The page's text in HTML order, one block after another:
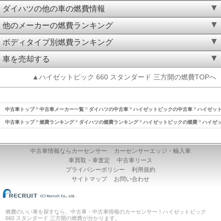
ダイハツの他の車の燃費情報
他のメーカーの燃費ランキング
ボディタイプ別燃費ランキング
車を売却する
▲ハイゼットピック 660 スタンダード 三方開の燃費TOPへ
中古車トップ 中古車メーカー一覧 ダイハツの中古車 ハイゼットピックの中古車 ハイゼッ
中古車トップ 燃費ランキング ダイハツの燃費ランキング ハイゼットピックの燃費 ハイゼ
中古車情報ならカーセンサー
カーセンサーエッジ・輸入車
車買取・車査定
中古車リース
プライバシーポリシー
利用規約
サイトマップ
お問い合わせ
燃費のいい車を探すなら、中古車・中古車情報のカーセンサー！ハイゼットピック
660 スタンダード 三方開の燃費が分かります。